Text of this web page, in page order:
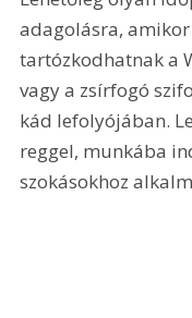
adagolásra,
tartózkodhatnak a
vagy a zsírfogó
kád lefolyójában.
reggel, munkába
szokásokhoz